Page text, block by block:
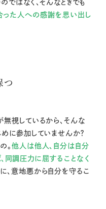
ではなく、そんなときでも
った人への感謝を思い出し
つ
無視しているから、そんな
に参加していませんか？
。他人は他人、自分は自分
同調圧力に屈することなく
、意地悪から自分を守るこ